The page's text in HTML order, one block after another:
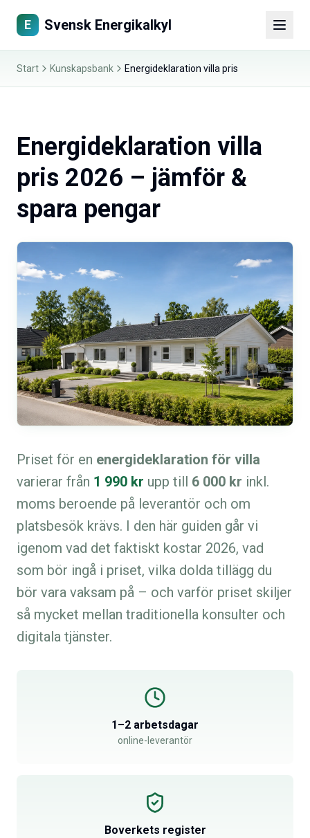
E Svensk Energikalkyl
Start Kunskapsbank Energideklaration villa pris
Energideklaration villa
pris 2026 – jämför &
spara pengar
Priset för en energideklaration för villa
varierar från 1 990 kr upp till 6 000 kr inkl.
moms beroende på leverantör och om
platsbesök krävs. I den här guiden går vi
igenom vad det faktiskt kostar 2026, vad
som bör ingå i priset, vilka dolda tillägg du
bör vara vaksam på – och varför priset skiljer
så mycket mellan traditionella konsulter och
digitala tjänster.
1–2 arbetsdagar
online-leverantör
Boverkets register